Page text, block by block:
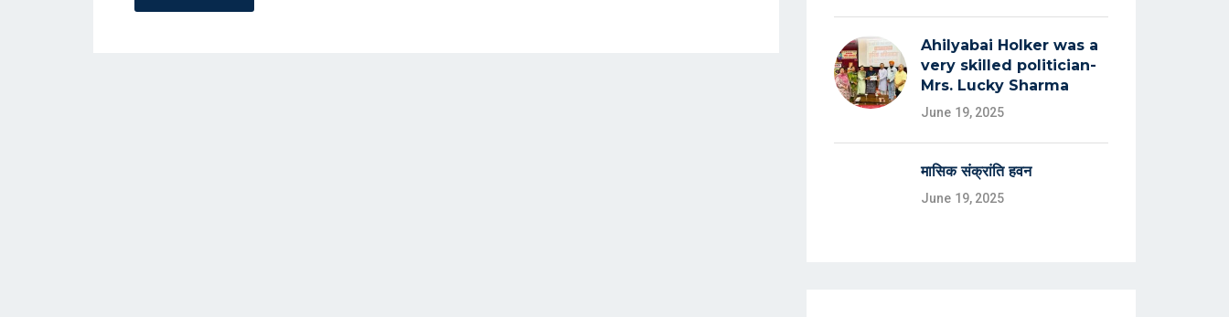
Ahilyabai Holker was a
very skilled politician-
Mrs. Lucky Sharma
June 19, 2025
मासिक संक्रांति हवन
June 19, 2025